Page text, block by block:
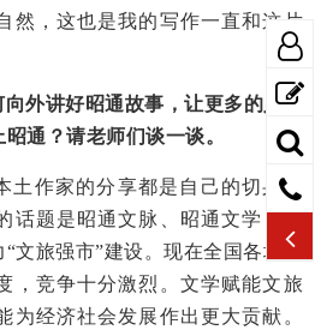
然，这也是我的写作一直和这片
外讲好昭通故事，让更多的人走
通？请老师们谈一谈。
土作家的分享都是自己的切身体
话题是昭通文脉、昭通文学，同
文旅强市”建设。现在全国各地依
，竞争十分激烈。文学赋能文旅
为经济社会发展作出更大贡献。